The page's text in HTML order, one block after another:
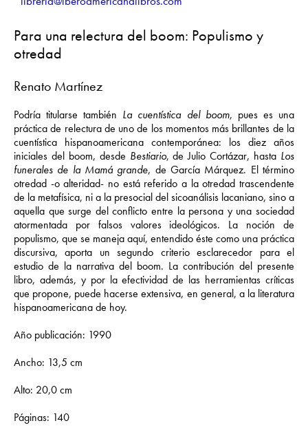
Para una relectura del boom: Populismo y
otredad
Renato Martínez
Podría titularse también La cuentística del boom, pues es una
práctica de relectura de uno de los momentos más brillantes de la
cuentística hispanoamericana contemporánea: los diez años
iniciales del boom, desde Bestiario, de Julio Cortázar, hasta Los
funerales de la Mamá grande, de García Márquez. El término
otredad -o alteridad- no está referido a la otredad trascendente
de la metafísica, ni a la presocial del sicoanálisis lacaniano, sino a
aquella que surge del conflicto entre la persona y una sociedad
atormentada por falsos valores ideológicos. La noción de
populismo, que se maneja aquí, entendido éste como una práctica
discursiva, aporta un segundo criterio esclarecedor para el
estudio de la narrativa del boom. La contribución del presente
libro, además, y por la efectividad de las herramientas críticas
que propone, puede hacerse extensiva, en general, a la literatura
hispanoamericana de hoy.
Año publicación: 1990
Ancho: 13,5 cm
Alto: 20,0 cm
Páginas: 140